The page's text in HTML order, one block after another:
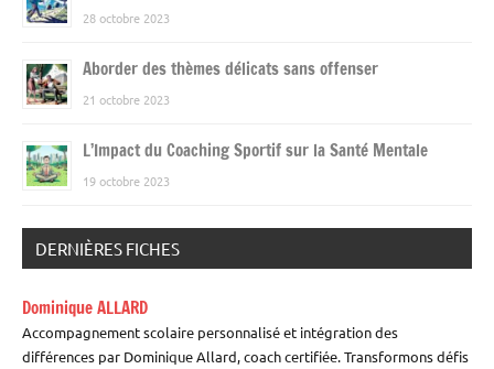
28 octobre 2023
Aborder des thèmes délicats sans offenser
21 octobre 2023
L’Impact du Coaching Sportif sur la Santé Mentale
19 octobre 2023
DERNIÈRES FICHES
Dominique ALLARD
Accompagnement scolaire personnalisé et intégration des
différences par Dominique Allard, coach certifiée. Transformons défis